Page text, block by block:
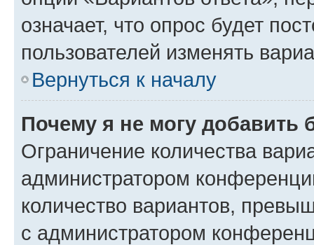
означает, что опрос будет
пользователей изменять
Вернуться к началу
Почему я не могу добавить
Ограничение количества
администратором
количество вариантов,
с администратором